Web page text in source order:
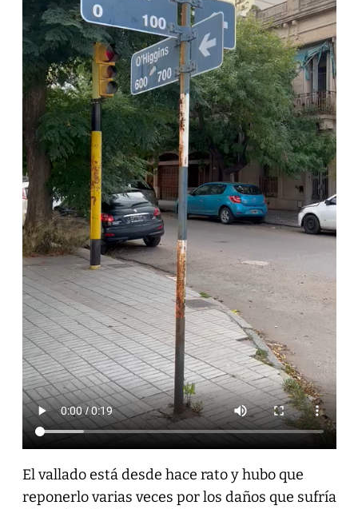
El vallado está desde hace rato y hubo que
reponerlo varias veces por los daños que sufría